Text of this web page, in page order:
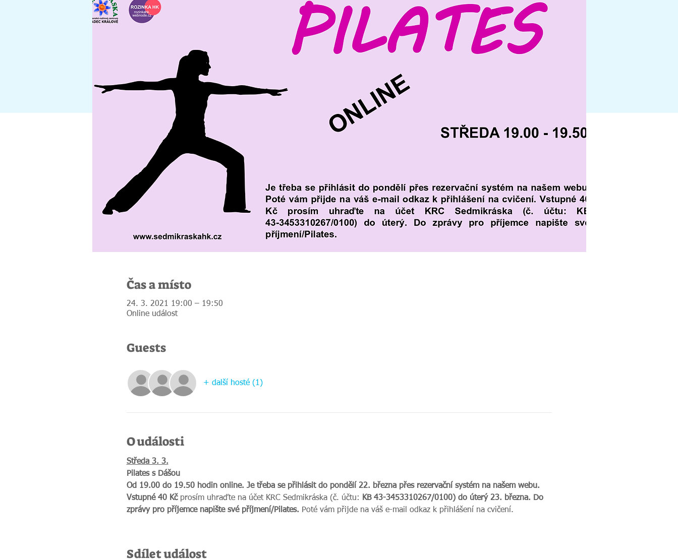
Čas a místo
24. 3. 2021 19:00 – 19:50
Online událost
Guests
+ další hosté (1)
O události
Středa 3. 3.
Pilates s Dášou
Od 19.00 do 19.50 hodin online. Je třeba se přihlásit do pondělí 22. března přes rezervační systém na našem webu.
Vstupné 40 Kč prosím uhraďte na účet KRC Sedmikráska (č. účtu: KB 43-3453310267/0100) do úterý 23. března. Do
zprávy pro příjemce napište své příjmení/Pilates. Poté vám přijde na váš e-mail odkaz k přihlášení na cvičení.
Sdílet událost